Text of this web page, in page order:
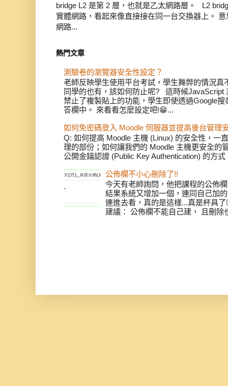
bridge L2 是第 2 層，也就是乙太網路層。 L2
實體網路，看起來像直接接在同一台交換器上。
網路...
熱門文章
測驗卷的瀏覽器安全性設定？
老師反映學生使用平台考試，學生舞弊的情況真
同學的也有，該如何防止呢? 這時候JavaScript
禁止了複製貼上的功能，學生即使透過Google
答欄中。 來看看怎麼設定吧!😁...
如何免密碼登入 Moodle 伺服器並提高後台管理
Q: 如何提高 Moodle 主機 (Linux) 的安全性，一
理的部份；如何讓我們的 Moodle 主機更安全的
公開金鑰認證 (Public Key Authentication) 的方
公佈欄不小心刪除了!!
今天有老師詢問，他把課程的公佈
結果系統又增加一個，連同自己加
連進去看，真的是這樣...真是杯具
建議： 公佈欄不能自己建， 且刪除